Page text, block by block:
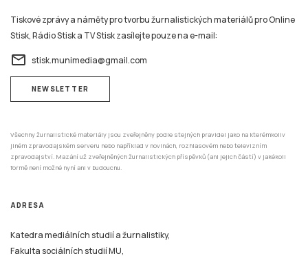
Tiskové zprávy a náměty pro tvorbu žurnalistických materiálů pro Online
Stisk, Rádio Stisk a TV Stisk zasílejte pouze na e-mail:
email stisk.munimedia@gmail.com
NEWSLETTER
Všechny žurnalistické materiály jsou zveřejněny podle stejných pravidel jako na kterémkoliv
jiném zpravodajském serveru nebo například v novinách, rozhlasovém nebo televizním
zpravodajství. Mazání už zveřejněných žurnalistických příspěvků (ani jejich částí) v jakékoli
formě není možné nyní ani v budoucnu.
ADRESA
Katedra mediálních studií a žurnalistiky,
Fakulta sociálních studií MU,